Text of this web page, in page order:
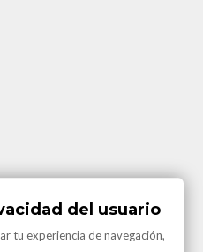
del usuario
tu experiencia de navegación,